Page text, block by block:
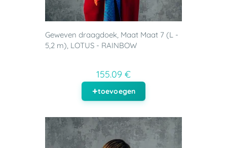
Geweven draagdoek, Maat Maat 7 (L -
5,2 m), LOTUS - RAINBOW
155.09 €
toevoegen